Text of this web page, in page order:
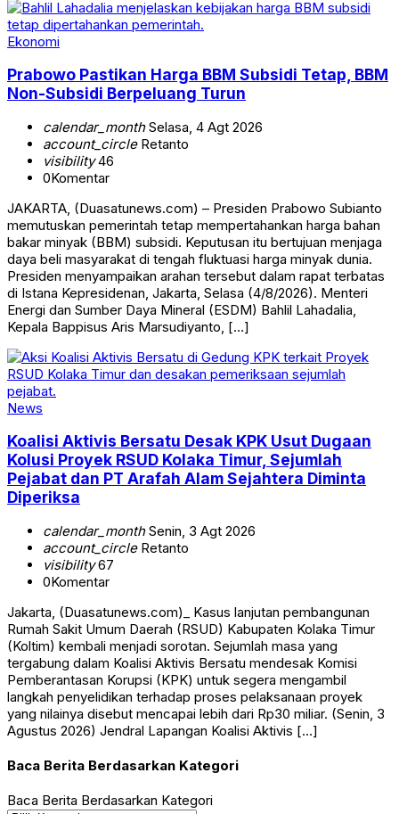
Ekonomi
Prabowo Pastikan Harga BBM Subsidi Tetap, BBM
Non-Subsidi Berpeluang Turun
calendar_monthSelasa, 4 Agt 2026
account_circleRetanto
visibility46
0Komentar
JAKARTA, (Duasatunews.com) – Presiden Prabowo Subianto
memutuskan pemerintah tetap mempertahankan harga bahan
bakar minyak (BBM) subsidi. Keputusan itu bertujuan menjaga
daya beli masyarakat di tengah fluktuasi harga minyak dunia.
Presiden menyampaikan arahan tersebut dalam rapat terbatas
di Istana Kepresidenan, Jakarta, Selasa (4/8/2026). Menteri
Energi dan Sumber Daya Mineral (ESDM) Bahlil Lahadalia,
Kepala Bappisus Aris Marsudiyanto, […]
News
Koalisi Aktivis Bersatu Desak KPK Usut Dugaan
Kolusi Proyek RSUD Kolaka Timur, Sejumlah
Pejabat dan PT Arafah Alam Sejahtera Diminta
Diperiksa
calendar_monthSenin, 3 Agt 2026
account_circleRetanto
visibility67
0Komentar
Jakarta, (Duasatunews.com)_ Kasus lanjutan pembangunan
Rumah Sakit Umum Daerah (RSUD) Kabupaten Kolaka Timur
(Koltim) kembali menjadi sorotan. Sejumlah masa yang
tergabung dalam Koalisi Aktivis Bersatu mendesak Komisi
Pemberantasan Korupsi (KPK) untuk segera mengambil
langkah penyelidikan terhadap proses pelaksanaan proyek
yang nilainya disebut mencapai lebih dari Rp30 miliar. (Senin, 3
Agustus 2026) Jendral Lapangan Koalisi Aktivis […]
Baca Berita Berdasarkan Kategori
Baca Berita Berdasarkan Kategori